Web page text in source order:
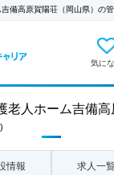
吉備高原賀陽荘（岡山県）の
気に
老人ホーム吉備高
情報 求人一